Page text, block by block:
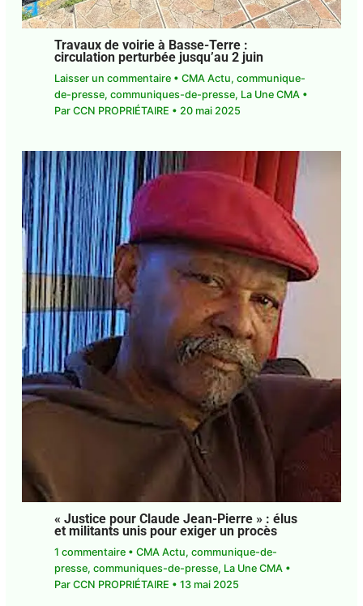
Travaux de voirie à Basse-Terre :
circulation perturbée jusqu’au 2 juin
Laisser un commentaire •CMA Actu ,
communique-de-presse ,communiques-de-
presse,La Une CMA• ParCCN PROPRIÉTAIRE•
20 mai 2025
« Justice pour Claude Jean-Pierre » : élus
et militants unis pour exiger un procès
1 commentaire •CMA Actu,communique-de-
presse,communiques-de-presse,La Une CMA
ParCCN PROPRIÉTAIRE•13 mai 2025
E-mail*